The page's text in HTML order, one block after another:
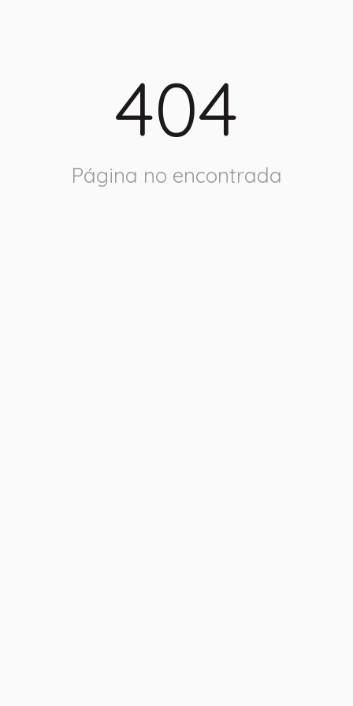
404
Página no encontrada